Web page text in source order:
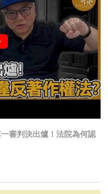
審判決出爐！法院為何認